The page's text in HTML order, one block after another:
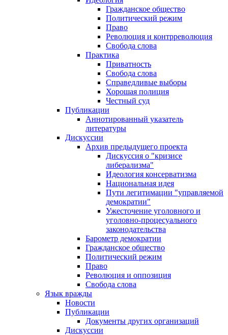
Гражданское общество
Политический режим
Право
Революция и контрреволюция
Свобода слова
Практика
Приватность
Свобода слова
Справедливые выборы
Хорошая полиция
Честный суд
Публикации
Аннотированный указатель
литературы
Дискуссии
Архив предыдущего проекта
Дискуссия о "кризисе
либерализма"
Идеология консерватизма
Национальная идея
Пути легитимации "управляемой
демократии"
Ужесточение уголовного и
уголовно-процесуального
законодательства
Барометр демократии
Гражданское общество
Политический режим
Право
Революция и оппозиция
Свобода слова
Язык вражды
Новости
Публикации
Документы других организаций
Дискуссии